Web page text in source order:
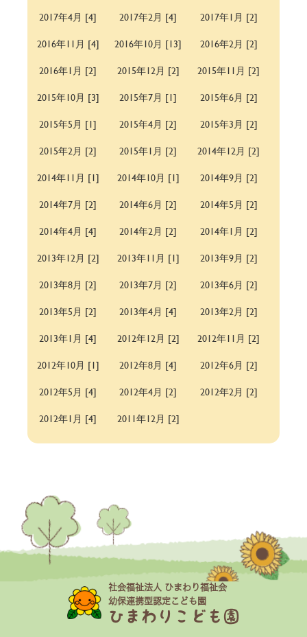
2017年4月 [4]
2017年2月 [4]
2017年1月 [2]
2016年11月 [4]
2016年10月 [13]
2016年2月 [2]
2016年1月 [2]
2015年12月 [2]
2015年11月 [2]
2015年10月 [3]
2015年7月 [1]
2015年6月 [2]
2015年5月 [1]
2015年4月 [2]
2015年3月 [2]
2015年2月 [2]
2015年1月 [2]
2014年12月 [2]
2014年11月 [1]
2014年10月 [1]
2014年9月 [2]
2014年7月 [2]
2014年6月 [2]
2014年5月 [2]
2014年4月 [4]
2014年2月 [2]
2014年1月 [2]
2013年12月 [2]
2013年11月 [1]
2013年9月 [2]
2013年8月 [2]
2013年7月 [2]
2013年6月 [2]
2013年5月 [2]
2013年4月 [4]
2013年2月 [2]
2013年1月 [4]
2012年12月 [2]
2012年11月 [2]
2012年10月 [1]
2012年8月 [4]
2012年6月 [2]
2012年5月 [4]
2012年4月 [2]
2012年2月 [2]
2012年1月 [4]
2011年12月 [2]
社会福祉法人 ひまわり福祉会
幼保連携型認定こども園
ひまわりこども園